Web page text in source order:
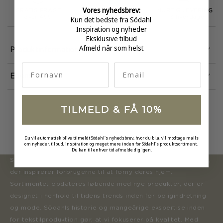
E-MÆRKET
certificeret
HURTIG LEVERING
Egenskaber
Produktinformation
Södahl ønsker at tilbyde en moderne og attraktiv kollektion,
der inspirerer forbrugerne til at forny deres hjem.
Sortimentet opdateres løbende med nye produkter, der er
designet i henhold til tidens trends inden for boligindretning
og mode. Södahls historie og mangeårige ekspertise inden
for tekstilproduktion gør, at vi fokuserer på kvalitet. Med
Vores nyhedsbrev:
Kun det bedste fra Södahl
Inspiration og nyheder
Eksklusive tilbud
Afmeld når som helst
TILMELD & FÅ 10%
Du vil automatisk blive tilmeldt Södahl's nyhedsbrev, hvor du bl.a. vil modtage mails
om nyheder, tilbud, inspiration og meget mere inden for Södahl's produktsortiment.
Du kan til enhver tid afmelde dig igen.